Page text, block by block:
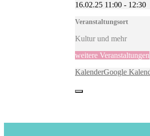
16.02.25 11:00 - 12:30
Veranstaltungsort
Kultur und mehr
weitere Veranstaltungen
KalenderGoogle